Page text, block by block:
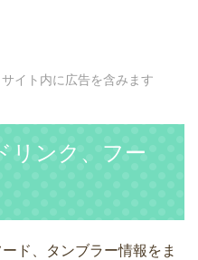
イト内に広告を含みます
リンク、フー
ド、タンブラー情報をま